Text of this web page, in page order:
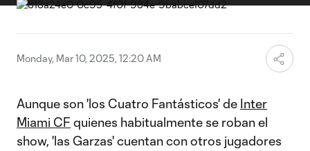
Monday, Mar 10, 2025, 12:20 AM
Aunque son 'los Cuatro Fantásticos' de Inter
Miami CF quienes habitualmente se roban el
show, 'las Garzas' cuentan con otros jugadores